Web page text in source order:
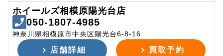
ホイールズ相模原陽光台店
050-1807-4985
神奈川県相模原市中央区陽光台6-8-16
店舗詳細 買取予約